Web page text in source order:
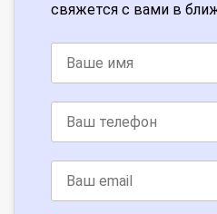
свяжется с вами в